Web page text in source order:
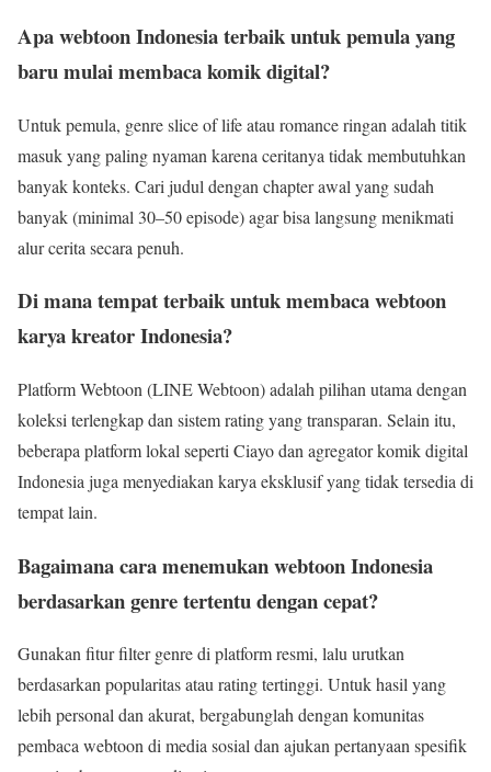
Apa webtoon Indonesia terbaik untuk pemula yang
baru mulai membaca komik digital?
Untuk pemula, genre slice of life atau romance ringan adalah titik
masuk yang paling nyaman karena ceritanya tidak membutuhkan
banyak konteks. Cari judul dengan chapter awal yang sudah
banyak (minimal 30–50 episode) agar bisa langsung menikmati
alur cerita secara penuh.
Di mana tempat terbaik untuk membaca webtoon
karya kreator Indonesia?
Platform Webtoon (LINE Webtoon) adalah pilihan utama dengan
koleksi terlengkap dan sistem rating yang transparan. Selain itu,
beberapa platform lokal seperti Ciayo dan agregator komik digital
Indonesia juga menyediakan karya eksklusif yang tidak tersedia di
tempat lain.
Bagaimana cara menemukan webtoon Indonesia
berdasarkan genre tertentu dengan cepat?
Gunakan fitur filter genre di platform resmi, lalu urutkan
berdasarkan popularitas atau rating tertinggi. Untuk hasil yang
lebih personal dan akurat, bergabunglah dengan komunitas
pembaca webtoon di media sosial dan ajukan pertanyaan spesifik